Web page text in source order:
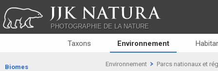
JJK NATURA
PHOTOGRAPHIE DE LA NATURE
Taxons Environnement
Biomes Environnement Parcs nationaux et